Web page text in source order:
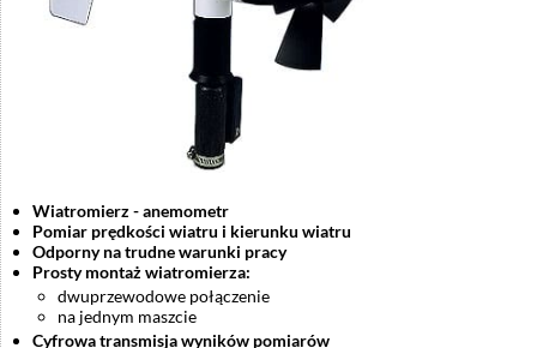
Wiatromierz - anemometr
Pomiar prędkości wiatru i kierunku wiatru
Odporny na trudne warunki pracy
Prosty montaż wiatromierza:
dwuprzewodowe połączenie
na jednym maszcie
Cyfrowa transmisja wyników pomiarów